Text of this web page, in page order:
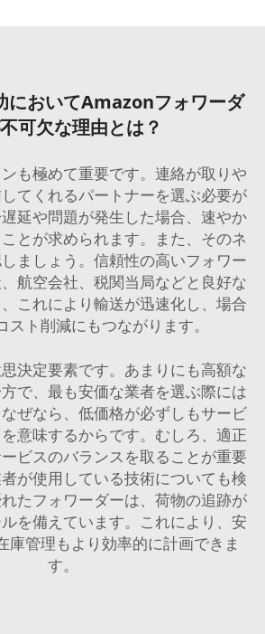
においてAmazonフォワーダ
可欠な理由とは？
も極めて重要です。連絡が取りや
てくれるパートナーを選ぶ必要が
延や問題が発生した場合、速やか
とが求められます。また、そのネ
ましょう。信頼性の高いフォワー
航空会社、税関当局などと良好な
これにより輸送が迅速化し、場合
スト削減にもつながります。
決定要素です。あまりにも高額な
で、最も安価な業者を選ぶ際には
ぜなら、低価格が必ずしもサービ
意味するからです。むしろ、適正
ビスのバランスを取ることが重要
が使用している技術についても検
たフォワーダーは、荷物の追跡が
を備えています。これにより、安
庫管理もより効率的に計画できま
す。